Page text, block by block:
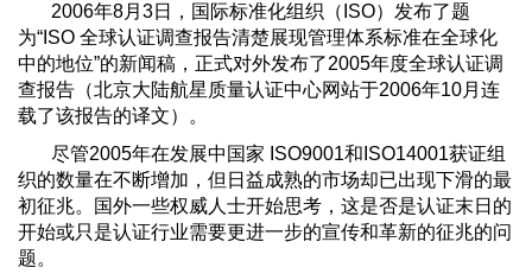
2006年8月3日，国际标准化组织（ISO）发布了题
为“ISO 全球认证调查报告清楚展现管理体系标准在全球化
中的地位”的新闻稿，正式对外发布了2005年度全球认证调
查报告（北京大陆航星质量认证中心网站于2006年10月连
载了该报告的译文）。
尽管2005年在发展中国家 ISO9001和ISO14001获证组
织的数量在不断增加，但日益成熟的市场却已出现下滑的最
初征兆。国外一些权威人士开始思考，这是否是认证末日的
开始或只是认证行业需要更进一步的宣传和革新的征兆的问
题。